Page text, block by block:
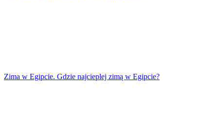
Zima w Egipcie. Gdzie najcieplej zimą w Egipcie?